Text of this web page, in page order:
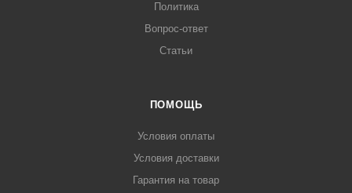
Политика
Вопрос-ответ
Статьи
ПОМОЩЬ
Условия оплаты
Условия доставки
Гарантия на товар